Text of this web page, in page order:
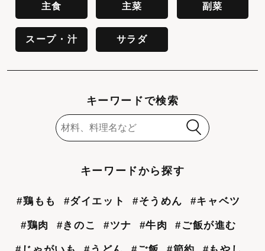
主食 主菜 副菜
スープ・汁 サラダ
キーワードで検索
キーワードから探す
#鶏もも #ダイエット #そうめん #キャベツ
#鶏肉 #きのこ #ツナ #牛肉 #ご飯が進む